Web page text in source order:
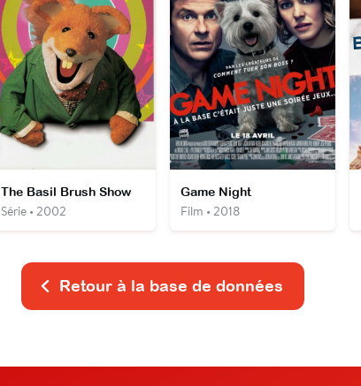
The Basil Brush Show
Série • 2002
Game Night
Film • 2018
Retour à la base de données